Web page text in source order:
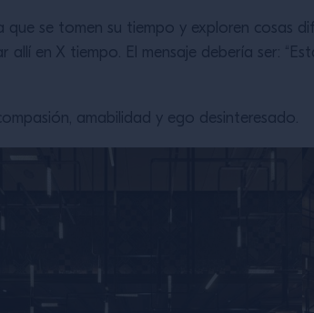
que se tomen su tiempo y exploren cosas
en X tiempo. El mensaje debería ser:
amabilidad y ego desinteresado.